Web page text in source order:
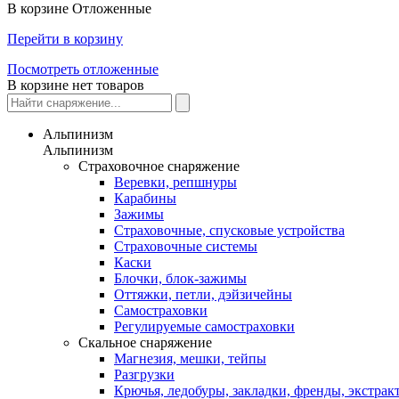
В корзине Отложенные
Перейти в корзину
Посмотреть отложенные
В корзине нет товаров
Альпинизм
Альпинизм
Страховочное снаряжение
Веревки, репшнуры
Карабины
Зажимы
Страховочные, спусковые устройства
Страховочные системы
Каски
Блочки, блок-зажимы
Оттяжки, петли, дэйзичейны
Самостраховки
Регулируемые самостраховки
Скальное снаряжение
Магнезия, мешки, тейпы
Разгрузки
Крючья, ледобуры, закладки, френды,